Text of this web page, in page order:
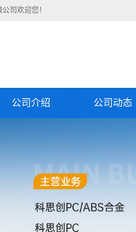
司欢迎您！
公司介绍 公司动态